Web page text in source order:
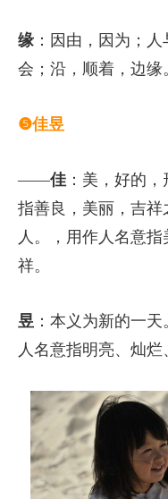
缘 ：因由，因为；
会；沿，顺着，边缘
❺佳昱
——佳 ：美，好的
指善良，美丽，吉
人。，用作人名意
祥。
昱 ：本义为新的一
人名意指明亮、灿烂